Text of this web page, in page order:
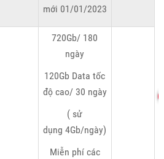
mới 01/01/2023
720Gb/ 180
ngày
120Gb Data tốc
độ cao/ 30 ngày
( sử
dụng 4Gb/ngày)
Miễn phí các